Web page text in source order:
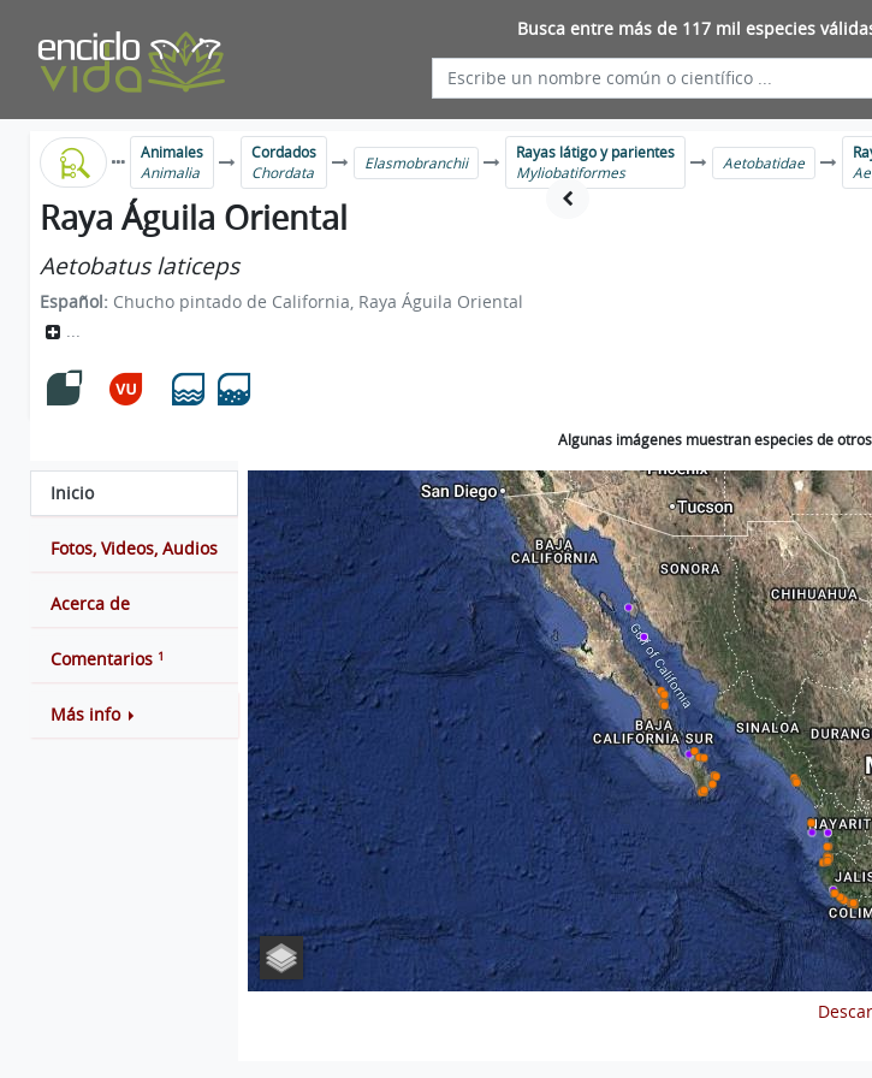
Busca entre más de 117 mil especies
Animales
Animalia
Cordados
Chordata
Elasmobranchii
Rayas látigo y parientes
Myliobatiformes
Aetobatidae
Raya Águila Oriental
Aetobatus laticeps
Español: Chucho pintado de California, Raya Águila Oriental
...
Algunas imágenes muestran especies de
Inicio
Fotos, Videos, Audios
Acerca de
Comentarios 1
Más info